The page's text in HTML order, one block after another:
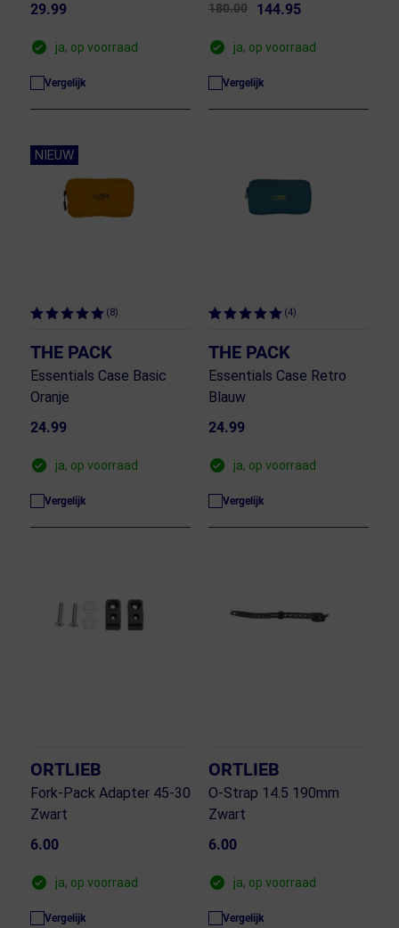
29.99
ja, op voorraad
Vergelijk
180.00 144.95
ja, op voorraad
Vergelijk
NIEUW
(8)
THE PACK
Essentials Case Basic
Oranje
24.99
ja, op voorraad
Vergelijk
(4)
THE PACK
Essentials Case Retro
Blauw
24.99
ja, op voorraad
Vergelijk
ORTLIEB
Fork-Pack Adapter 45-30
Zwart
6.00
ja, op voorraad
Vergelijk
ORTLIEB
O-Strap 14.5 190mm
Zwart
6.00
ja, op voorraad
Vergelijk